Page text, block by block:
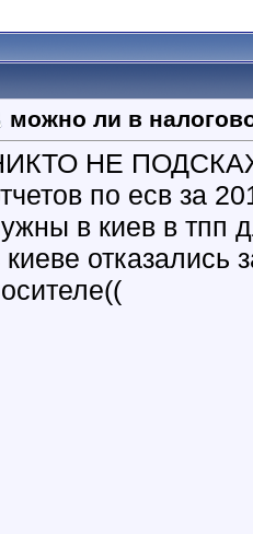
можно ли в
НЕ
по есв за
в киев в тпп
киеве отказались